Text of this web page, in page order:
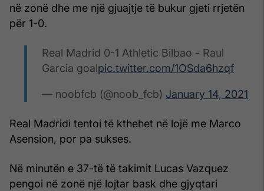
në zonë dhe me një gjuajtje të bukur gjeti rrjetën
për 1-0.
Real Madrid 0-1 Athletic Bilbao - Raul
Garcia goalpic.twitter.com/1OSda6hzqf
— noobfcb (@noob_fcb) January 14, 2021
Real Madridi tentoi të kthehet në lojë me Marco
Asension, por pa sukses.
Në minutën e 37-të të takimit Lucas Vazquez
pengoi në zonë një lojtar bask dhe gjyqtari